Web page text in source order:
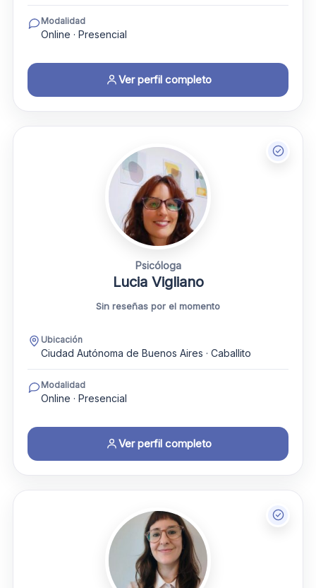
Modalidad
Online · Presencial
Ver perfil completo
Psicóloga
Lucia Vigliano
Sin reseñas por el momento
Ubicación
Ciudad Autónoma de Buenos Aires · Caballito
Modalidad
Online · Presencial
Ver perfil completo